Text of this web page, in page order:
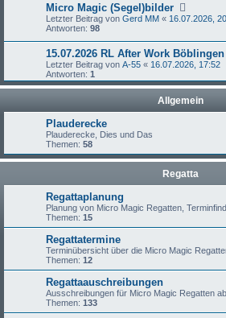
Micro Magic (Segel)bilder
Letzter Beitrag von Gerd MM « 16.07.2026,
Antworten: 98
15.07.2026 RL After Work
Letzter Beitrag von A-55 « 16.07.2026, 17:52
Antworten: 1
Allgemein
Plauderecke
Plauderecke, Dies und Das
Themen: 58
Regatta
Regattaplanung
Planung von Micro Magic Regatten,
Themen: 15
Regattatermine
Terminübersicht über die Micro Magic
Themen: 12
Regattaauschreibungen
Ausschreibungen für Micro Magic Regatten
Themen: 133